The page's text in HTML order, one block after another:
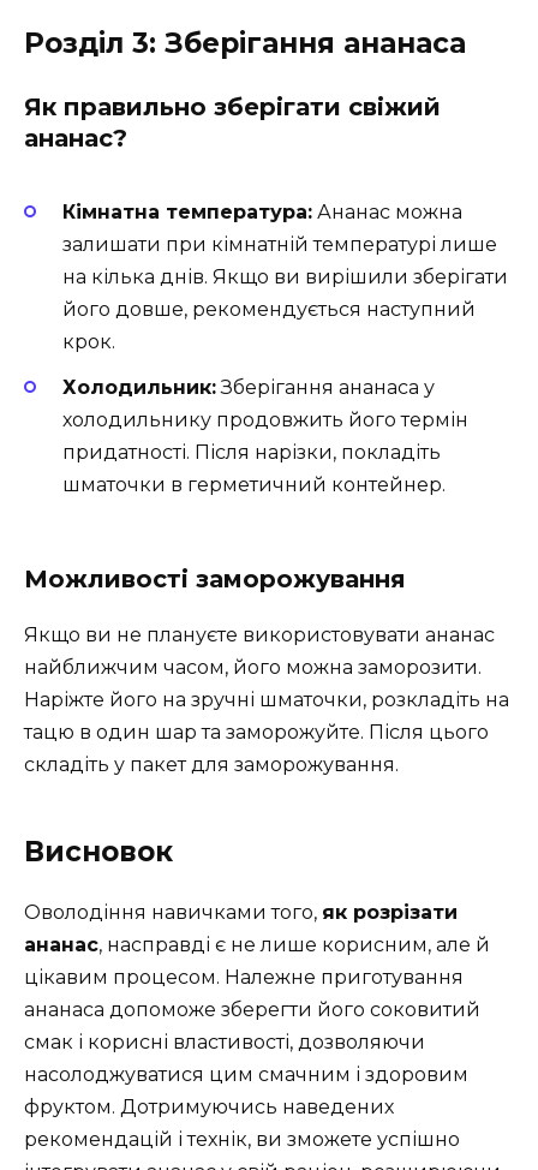
Розділ 3: Зберігання ананаса
Як правильно зберігати свіжий
ананас?
Кімнатна температура: Ананас можна
залишати при кімнатній температурі лише
на кілька днів. Якщо ви вирішили зберігати
його довше, рекомендується наступний
крок.
Холодильник:Зберігання ананаса у
холодильнику продовжить його термін
придатності. Після нарізки, покладіть
шматочки в герметичний контейнер.
Можливості заморожування
Якщо ви не плануєте використовувати ананас
найближчим часом, його можна заморозити.
Наріжте його на зручні шматочки, розкладіть на
тацю в один шар та заморожуйте. Після цього
складіть у пакет для заморожування.
Висновок
Оволодіння навичками того, як розрізати
ананас, насправді є не лише корисним, але й
цікавим процесом. Належне приготування
ананаса допоможе зберегти його соковитий
смак і корисні властивості, дозволяючи
насолоджуватися цим смачним і здоровим
фруктом. Дотримуючись наведених
рекомендацій і технік, ви зможете успішно